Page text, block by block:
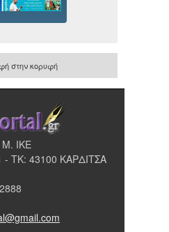
στην κορυφή
Μ. ΙΚΕ
ΤΚ: 43100 ΚΑΡΔΙΤΣΑ